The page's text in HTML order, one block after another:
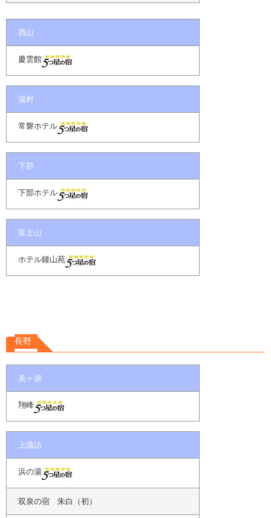
西山
慶雲館
湯村
常磐ホテル
下部
下部ホテル
富士山
ホテル鐘山苑
長野
美ヶ原
翔峰
上諏訪
浜の湯
双泉の宿 朱白（初）